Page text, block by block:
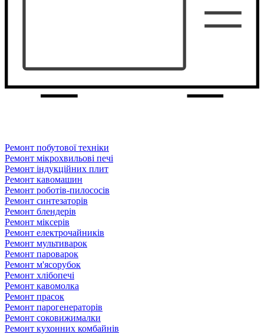
Ремонт побутової техніки
Ремонт мікрохвильові печі
Ремонт індукційних плит
Ремонт кавомашин
Ремонт роботів-пилососів
Ремонт синтезаторів
Ремонт блендерiв
Ремонт мiксерiв
Ремонт електрочайників
Ремонт мультиварок
Ремонт пароварок
Ремонт м'ясорубок
Ремонт хлiбопечi
Ремонт кавомолка
Ремонт прасок
Ремонт парогенераторiв
Ремонт соковижималки
Ремонт кухонних комбайнів